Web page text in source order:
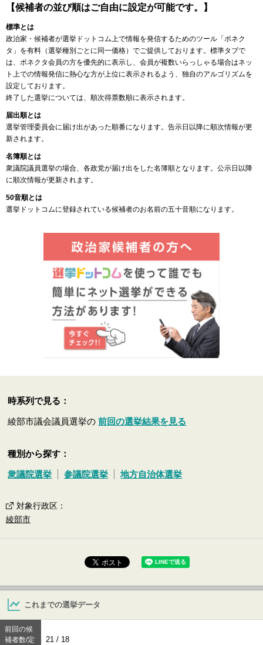
【候補者の並び順はご自由に設定が可能です。】
標準とは
政治家・候補者が選挙ドットコム上で情報を発信するためのツール「ボネク
タ」を有料（選挙種別ごとに同一価格）でご提供しております。標準タブで
は、ボネクタ会員の方を優先的に表示し、会員が複数いらっしゃる場合はネッ
ト上での情報発信に熱心な方が上位に表示されるよう、独自のアルゴリズムを
設定しております。
終了した選挙については、順次得票数順に表示されます。
届出順とは
選挙管理委員会に届け出があった順番になります。告示日以降に順次情報が更
新されます。
名簿順とは
衆議院議員選挙の場合、各政党が届け出をした名簿順となります。公示日以降
に順次情報が更新されます。
50音順とは
選挙ドットコムに登録されている候補者のお名前の五十音順になります。
時系列で見る：
綾部市議会議員選挙の前回の選挙結果を見る
種別から探す：
衆議院選挙 参議院選挙 地方自治体選挙
対象行政区 ：
綾部市
これまでの選挙データ
前回の候
補者数/定
21 / 18